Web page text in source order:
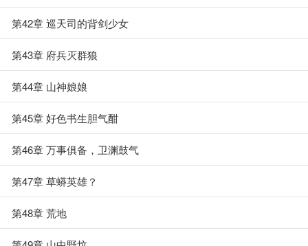
第42章 巡天司的背剑少女
第43章 府兵灭群狼
第44章 山神娘娘
第45章 好色书生胆气酣
第46章 万事俱备，卫渊鼓气
第47章 草蟒英雄？
第48章 荒地